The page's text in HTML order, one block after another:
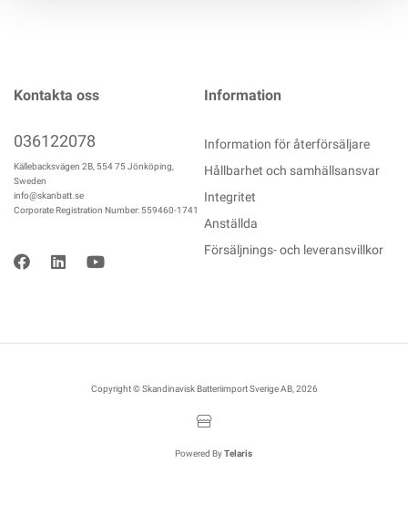
Kontakta oss
036122078
Källebacksvägen 2B, 554 75 Jönköping,
Sweden
info@skanbatt.se
Corporate Registration Number: 559460-1741
Information
Information för återförsäljare
Hållbarhet och samhällsansvar
Integritet
Anställda
Försäljnings- och leveransvillkor
Copyright © Skandinavisk Batteriimport Sverige AB, 2026
Powered ByTelaris